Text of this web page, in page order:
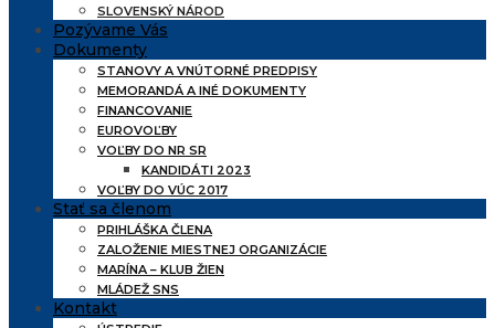
SLOVENSKÝ NÁROD
Pozývame Vás
Dokumenty
STANOVY A VNÚTORNÉ PREDPISY
MEMORANDÁ A INÉ DOKUMENTY
FINANCOVANIE
EUROVOĽBY
VOĽBY DO NR SR
KANDIDÁTI 2023
VOĽBY DO VÚC 2017
Stať sa členom
PRIHLÁŠKA ČLENA
ZALOŽENIE MIESTNEJ ORGANIZÁCIE
MARÍNA – KLUB ŽIEN
MLÁDEŽ SNS
Kontakt